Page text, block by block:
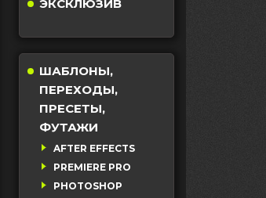
ЭКСКЛЮЗИВ
ШАБЛОНЫ,
ПЕРЕХОДЫ,
ПРЕСЕТЫ,
ФУТАЖИ
AFTER EFFECTS
PREMIERE PRO
PHOTOSHOP